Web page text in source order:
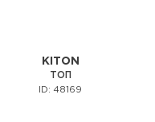
KITON
ТОП
ID: 48169